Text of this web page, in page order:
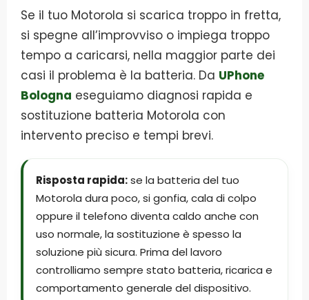
Se il tuo Motorola si scarica troppo in fretta,
si spegne all’improvviso o impiega troppo
tempo a caricarsi, nella maggior parte dei
casi il problema è la batteria. Da UPhone
Bologna eseguiamo diagnosi rapida e
sostituzione batteria Motorola con
intervento preciso e tempi brevi.
Risposta rapida:se la batteria del tuo
Motorola dura poco, si gonfia, cala di colpo
oppure il telefono diventa caldo anche con
uso normale, la sostituzione è spesso la
soluzione più sicura. Prima del lavoro
controlliamo sempre stato batteria, ricarica e
comportamento generale del dispositivo.